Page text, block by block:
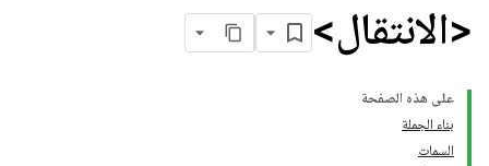
<الانتقال>
على هذه الصفحة
بناء الجملة
السمات